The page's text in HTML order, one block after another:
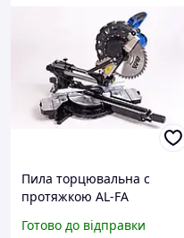
Пила торцювальна c
протяжкою AL-FA
диск 255 мм | протяжка
Готово до відправки